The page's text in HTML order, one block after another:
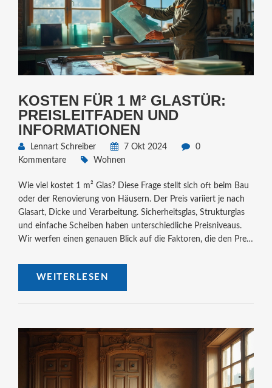
KOSTEN FÜR 1 M² GLASTÜR:
PREISLEITFADEN UND
INFORMATIONEN
Lennart Schreiber 7 Okt 2024
0
Kommentare
Wohnen
Wie viel kostet 1 m² Glas? Diese Frage stellt sich oft beim Bau
oder der Renovierung von Häusern. Der Preis variiert je nach
Glasart, Dicke und Verarbeitung. Sicherheitsglas, Strukturglas
und einfache Scheiben haben unterschiedliche Preisniveaus.
Wir werfen einen genauen Blick auf die Faktoren, die den Preis
WEITERLESEN